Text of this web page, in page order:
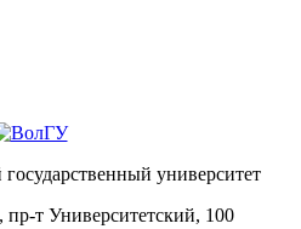
университет
пр-т Университетский, 100